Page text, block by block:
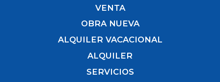
VENTA
OBRA NUEVA
ALQUILER VACACIONAL
ALQUILER
SERVICIOS